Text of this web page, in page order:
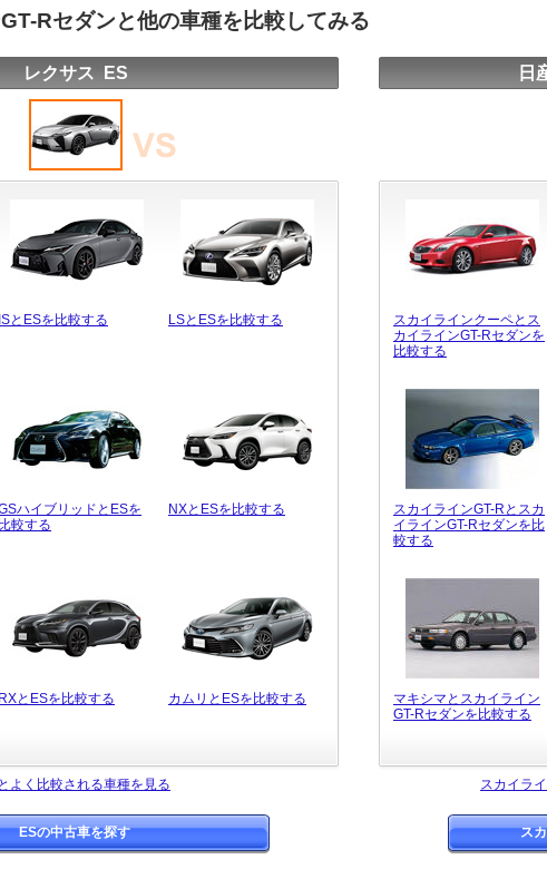
Rセダンと他の車種を比較してみる
レクサス ES
ISとESを比較する LSとESを比較する
ハイブリッドとESを
比較する
NXとESを比較する
RXとESを比較する カムリとESを比較する
日
スカイラインクーペとス
カイラインGT-Rセダンを
比較する
スカイラインGT-Rとスカ
イラインGT-Rセダンを比
較する
マキシマとスカイライン
GT-Rセダンを比較する
よく比較される車種を見る スカイラ
ESの中古車を探す ス